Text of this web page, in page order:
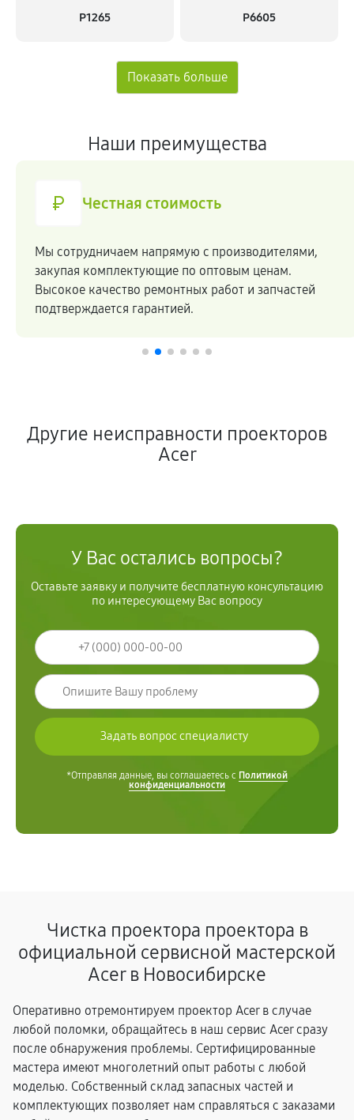
P1265 P6605
Наши преимущества
Честная стоимость
Мы сотрудничаем напрямую c производителями,
закупая комплектующие по оптовым ценам.
Высокое качество ремонтных работ и запчастей
подтверждается гарантией.
Другие неисправности проекторов
Acer
У Вас остались вопросы?
Оставьте заявку и получите бесплатную консультацию
по интересующему Вас вопросу
*Отправляя данные, вы соглашаетесь с Политикой
конфиденциальности
Чистка проектора проектора в
официальной сервисной мастерской
Acer в Новосибирске
Оперативно отремонтируем проектор Acer в случае
любой поломки, обращайтесь в наш сервис Acer сразу
после обнаружения проблемы. Сертифицированные
мастера имеют многолетний опыт работы с любой
моделью. Собственный склад запасных частей и
комплектующих позволяет нам справляться с заказами